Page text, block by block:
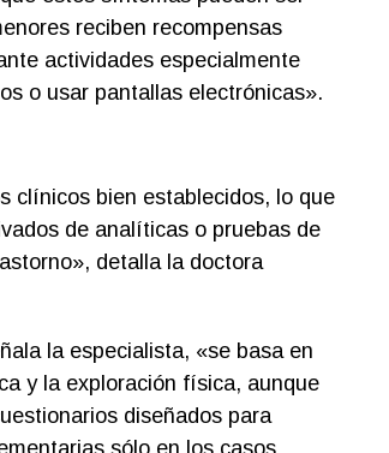
reciben recompensas
actividades especialmente
o usar pantallas electrónicas».
clínicos bien establecidos, lo que
de analíticas o pruebas de
detalla la doctora
la especialista, «se basa en
y la exploración física, aunque
diseñados para
sólo en los casos